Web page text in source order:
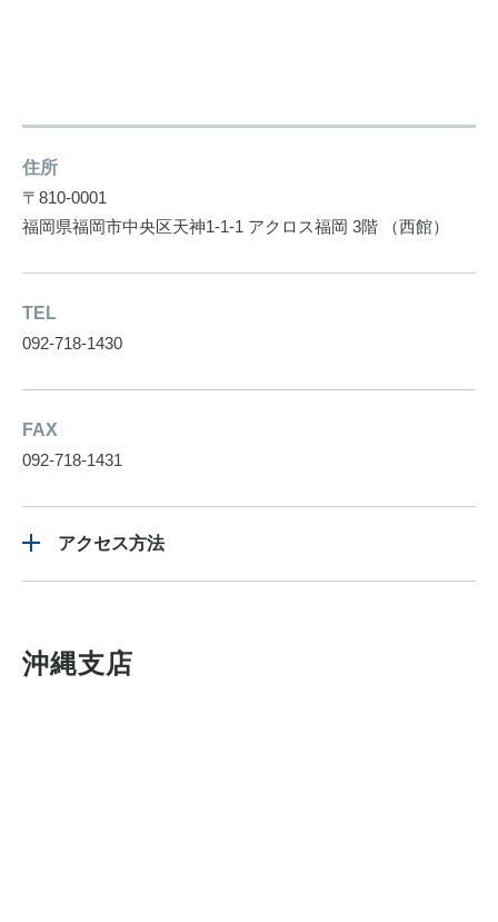
住所
〒810-0001
福岡県福岡市中央区天神1-1-1 アクロス福岡 3階 （西館）
TEL
092-718-1430
FAX
092-718-1431
アクセス方法
沖縄支店